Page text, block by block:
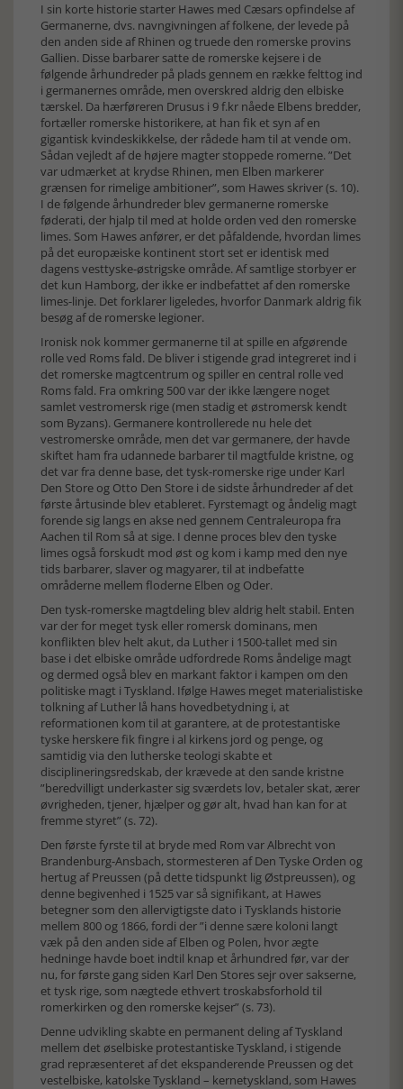
I sin korte historie starter Hawes med Cæsars opfindelse af
Germanerne, dvs. navngivningen af folkene, der levede på
den anden side af Rhinen og truede den romerske provins
Gallien. Disse barbarer satte de romerske kejsere i de
følgende århundreder på plads gennem en række felttog ind
i germanernes område, men overskred aldrig den elbiske
tærskel. Da hærføreren Drusus i 9 f.kr nåede Elbens bredder,
fortæller romerske historikere, at han fik et syn af en
gigantisk kvindeskikkelse, der rådede ham til at vende om.
Sådan vejledt af de højere magter stoppede romerne. ”Det
var udmærket at krydse Rhinen, men Elben markerer
grænsen for rimelige ambitioner”, som Hawes skriver (s. 10).
I de følgende århundreder blev germanerne romerske
føderati, der hjalp til med at holde orden ved den romerske
limes. Som Hawes anfører, er det påfaldende, hvordan limes
på det europæiske kontinent stort set er identisk med
dagens vesttyske-østrigske område. Af samtlige storbyer er
det kun Hamborg, der ikke er indbefattet af den romerske
limes-linje. Det forklarer ligeledes, hvorfor Danmark aldrig fik
besøg af de romerske legioner.
Ironisk nok kommer germanerne til at spille en afgørende
rolle ved Roms fald. De bliver i stigende grad integreret ind i
det romerske magtcentrum og spiller en central rolle ved
Roms fald. Fra omkring 500 var der ikke længere noget
samlet vestromersk rige (men stadig et østromersk kendt
som Byzans). Germanere kontrollerede nu hele det
vestromerske område, men det var germanere, der havde
skiftet ham fra udannede barbarer til magtfulde kristne, og
det var fra denne base, det tysk-romerske rige under Karl
Den Store og Otto Den Store i de sidste århundreder af det
første årtusinde blev etableret. Fyrstemagt og åndelig magt
forende sig langs en akse ned gennem Centraleuropa fra
Aachen til Rom så at sige. I denne proces blev den tyske
limes også forskudt mod øst og kom i kamp med den nye
tids barbarer, slaver og magyarer, til at indbefatte
områderne mellem floderne Elben og Oder.
Den tysk-romerske magtdeling blev aldrig helt stabil. Enten
var der for meget tysk eller romersk dominans, men
konflikten blev helt akut, da Luther i 1500-tallet med sin
base i det elbiske område udfordrede Roms åndelige magt
og dermed også blev en markant faktor i kampen om den
politiske magt i Tyskland. Ifølge Hawes meget materialistiske
tolkning af Luther lå hans hovedbetydning i, at
reformationen kom til at garantere, at de protestantiske
tyske herskere fik fingre i al kirkens jord og penge, og
samtidig via den lutherske teologi skabte et
disciplineringsredskab, der krævede at den sande kristne
”beredvilligt underkaster sig sværdets lov, betaler skat, ærer
øvrigheden, tjener, hjælper og gør alt, hvad han kan for at
fremme styret” (s. 72).
Den første fyrste til at bryde med Rom var Albrecht von
Brandenburg-Ansbach, stormesteren af Den Tyske Orden og
hertug af Preussen (på dette tidspunkt lig Østpreussen), og
denne begivenhed i 1525 var så signifikant, at Hawes
betegner som den allervigtigste dato i Tysklands historie
mellem 800 og 1866, fordi der ”i denne sære koloni langt
væk på den anden side af Elben og Polen, hvor ægte
hedninge havde boet indtil knap et århundred før, var der
nu, for første gang siden Karl Den Stores sejr over sakserne,
et tysk rige, som nægtede ethvert troskabsforhold til
romerkirken og den romerske kejser” (s. 73).
Denne udvikling skabte en permanent deling af Tyskland
mellem det øselbiske protestantiske Tyskland, i stigende
grad repræsenteret af det ekspanderende Preussen og det
vestelbiske, katolske Tyskland – kernetyskland, som Hawes